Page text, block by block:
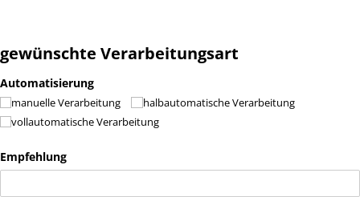
gewünschte Verarbeitungsart
Automatisierung
manuelle Verarbeitung
halbautomatische Verarbeitung
vollautomatische Verarbeitung
Empfehlung